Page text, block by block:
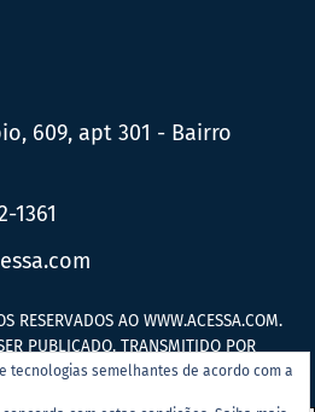
609, apt 301 - Bairro
1361
tecnologias semelhantes de acordo com a
RESERVADOS AO WWW.ACESSA.COM.
PUBLICADO, TRANSMITIDO POR
REDISTRIBUÍDO SEM PRÉVIA